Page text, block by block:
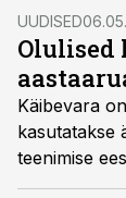
oli kõik
inimesed on
päris hästi
rohkem
ilma
Thornton
juht ja
UUDISED
Olulised
Käibevara
kasutatakse
teenimise